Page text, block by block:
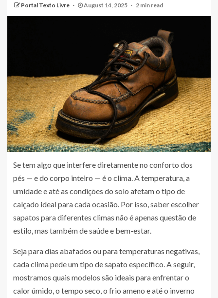
Portal Texto Livre August 14, 2025 2 min read
Se tem algo que interfere diretamente no conforto dos
pés — e do corpo inteiro — é o clima. A temperatura, a
umidade e até as condições do solo afetam o tipo de
calçado ideal para cada ocasião. Por isso, saber escolher
sapatos para diferentes climas não é apenas questão de
estilo, mas também de saúde e bem-estar.
Seja para dias abafados ou para temperaturas negativas,
cada clima pede um tipo de sapato específico. A seguir,
mostramos quais modelos são ideais para enfrentar o
calor úmido, o tempo seco, o frio ameno e até o inverno